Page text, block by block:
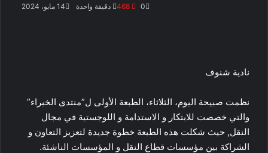
14 مايو، 2024 0 دقيقة واحدة
نادية شنوف
نظمت صبيحة اليوم، الثلاثاء، الطبعة الأولى ل”منتدى الخبراء”
والتي خصصت للابتكار و الاستدامة و اللوجستية في مجال
النقل, حيث شكلت هذه الطبعة خطوة جديدة لتعزيز التعاون و
الشراكة بين مؤسسات قطاع النقل و المؤسسات الناشئة.